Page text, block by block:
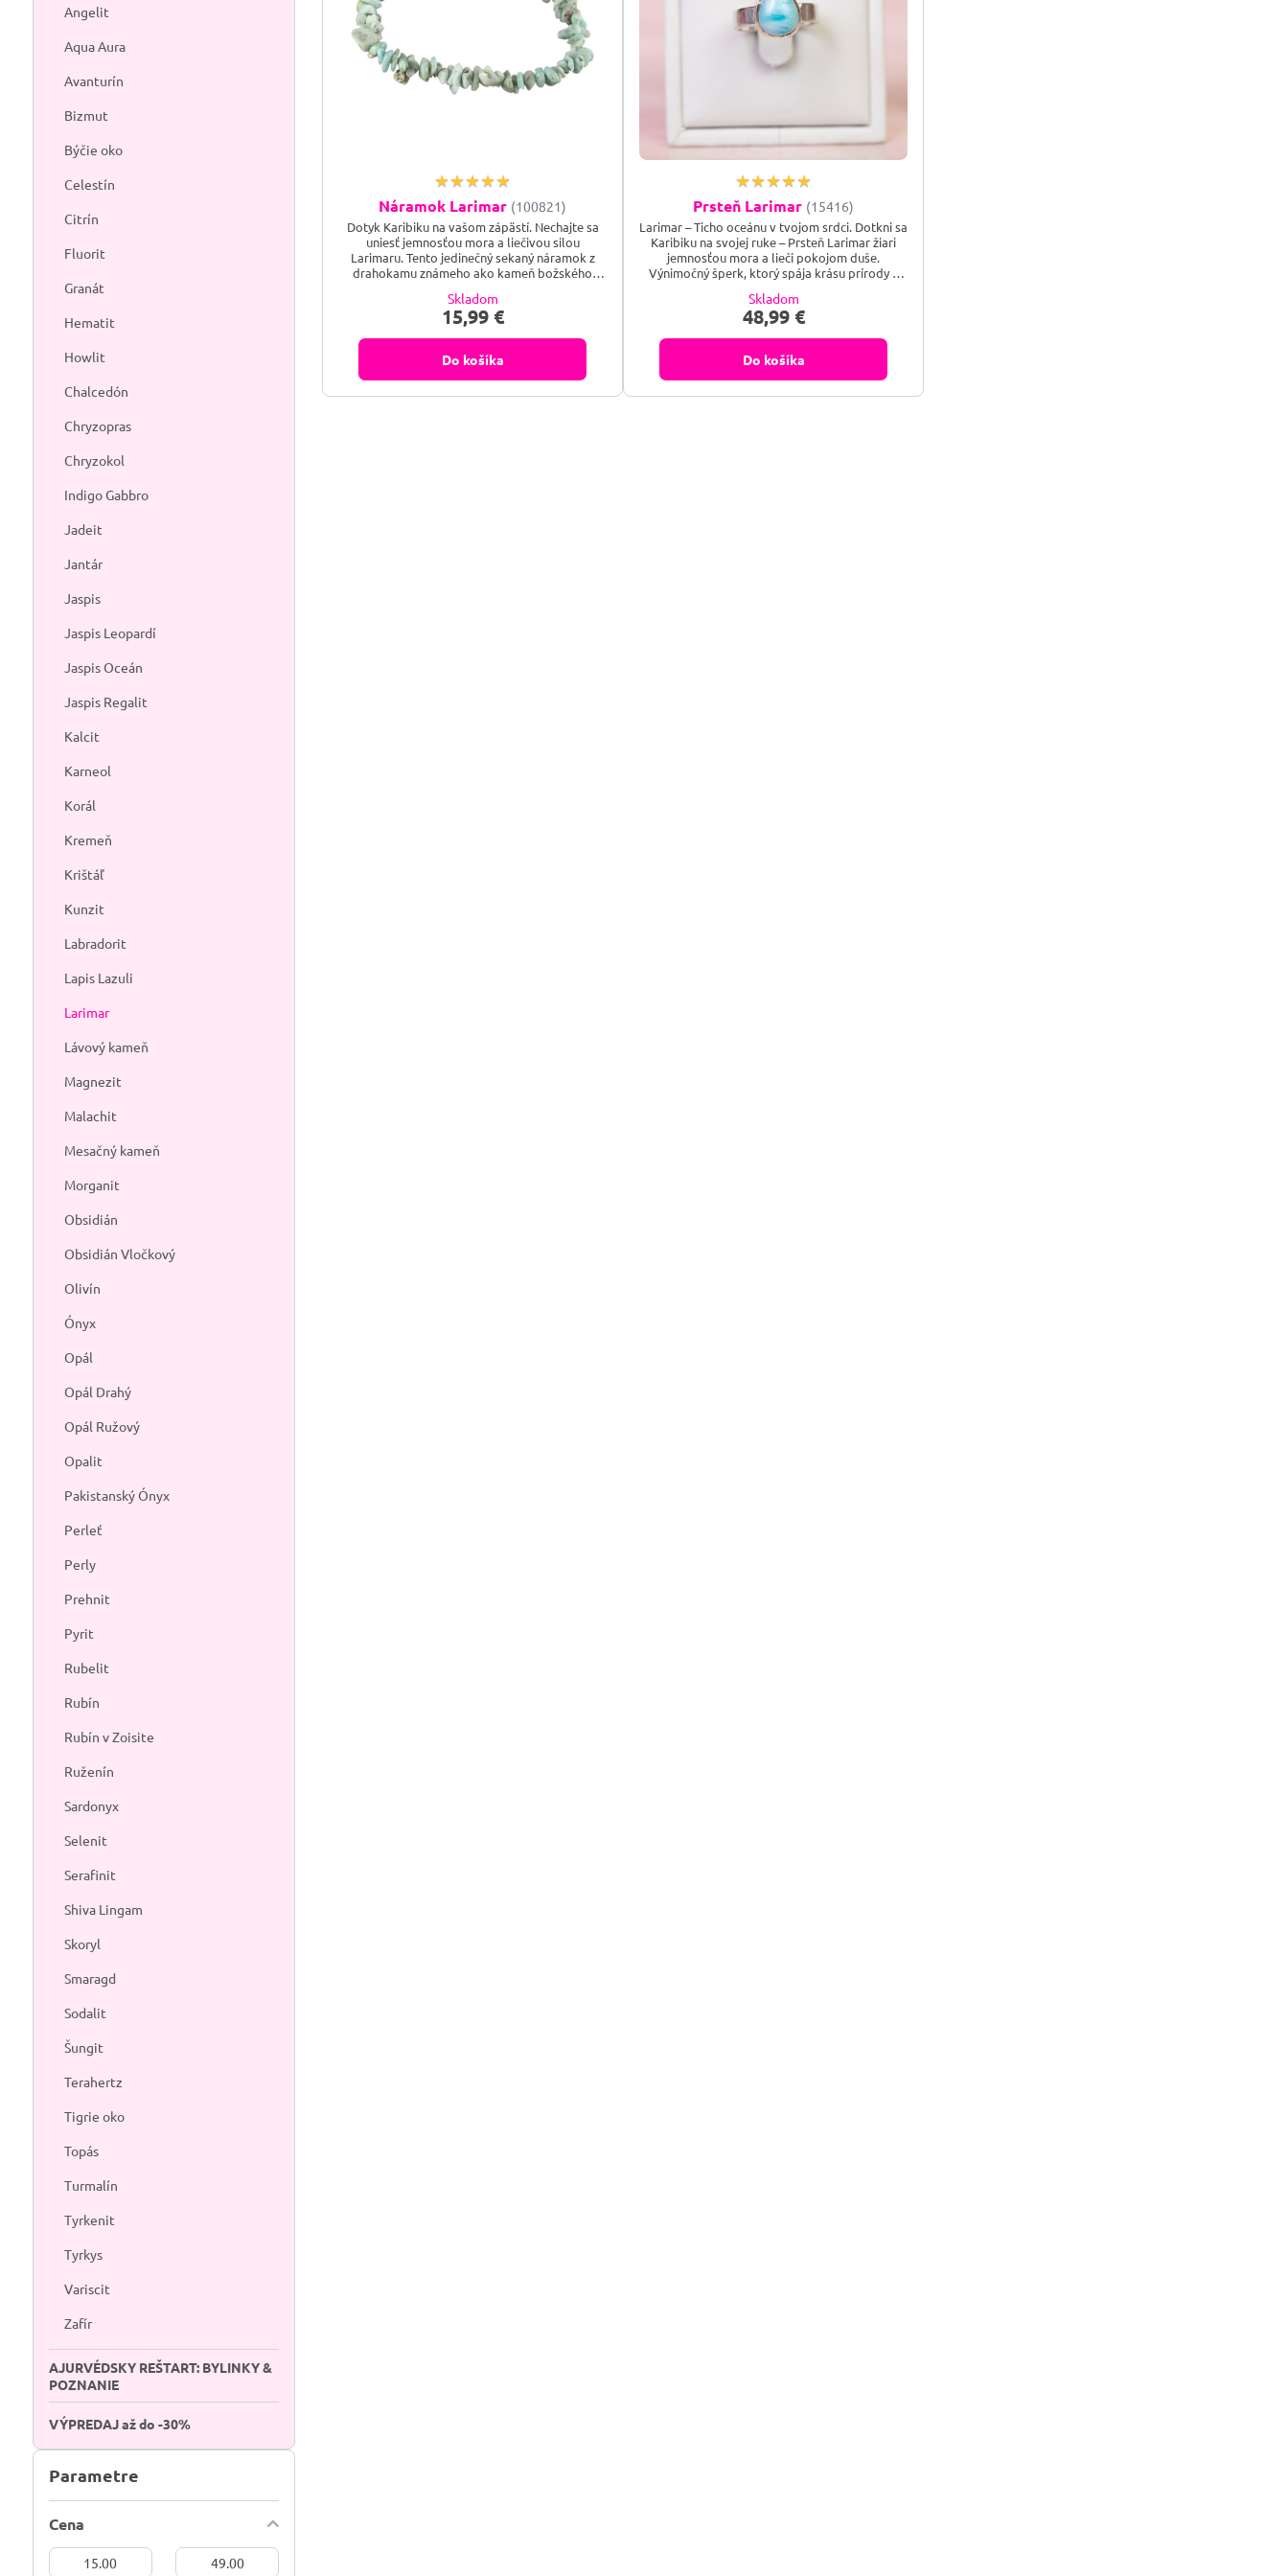
Náramok Larimar (100821)
Dotyk Karibiku na vašom zápästí. Nechajte sa
uniesť jemnosťou mora a liečivou silou
Larimaru. Tento jedinečný sekaný náramok z
drahokamu známeho ako kameň božského
aj harmóniu, lásku a duchovné spojenie. Objavte
kúzlo, ktoré lieči dušu aj telo.
Skladom
15,99 €
Do košíka
Prsteň Larimar (15416)
Larimar – Ticho oceánu v tvojom srdci. Dotkni sa
Karibiku na svojej ruke – Prsteň Larimar žiari
jemnosťou mora a lieči pokojom duše.
Výnimočný šperk, ktorý spája krásu prírody s
Skladom
48,99 €
Do košíka
Parametre
Cena
Od: Do:
Angelit
Aqua Aura
Avanturín
Bizmut
Býčie oko
Celestín
Citrín
Fluorit
Granát
Hematit
Howlit
Chalcedón
Chryzopras
Chryzokol
Indigo Gabbro
Jadeit
Jantár
Jaspis
Jaspis Leopardí
Jaspis Oceán
Jaspis Regalit
Kalcit
Karneol
Korál
Kremeň
Krištáľ
Kunzit
Labradorit
Lapis Lazuli
Larimar
Lávový kameň
Magnezit
Malachit
Mesačný kameň
Morganit
Obsidián
Obsidián Vločkový
Olivín
Ónyx
Opál
Opál Drahý
Opál Ružový
Opalit
Pakistanský Ónyx
Perleť
Perly
Prehnit
Pyrit
Rubelit
Rubín
Rubín v Zoisite
Ruženín
Sardonyx
Selenit
Serafinit
Shiva Lingam
Skoryl
Smaragd
Sodalit
Šungit
Terahertz
Tigrie oko
Topás
Turmalín
Tyrkenit
Tyrkys
Variscit
Zafír
AJURVÉDSKY REŠTART: BYLINKY &
POZNANIE
VÝPREDAJ až do -30%